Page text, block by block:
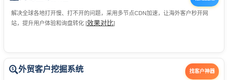
解决全球各地打开慢、打不开的问题，采用多节点CDN加速，让海外客户秒开网
站，提升用户体验和询盘转化 [效果对比]
找客户神器
外贸客户挖掘系统